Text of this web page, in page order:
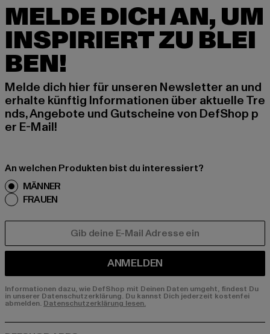
MELDE DICH AN, UM
INSPIRIERT ZU BLEI
BEN!
Melde dich hier für unseren Newsletter an und
erhalte künftig Informationen über aktuelle Tre
nds, Angebote und Gutscheine von DefShop p
er E-Mail!
An welchen Produkten bist du interessiert?
MÄNNER
FRAUEN
ANMELDEN
Informationen dazu, wie DefShop mit Deinen Daten umgeht, findest Du
in unserer Datenschutzerklärung. Du kannst Dich jederzeit kostenfei
abmelden. Datenschutzerklärung lesen.